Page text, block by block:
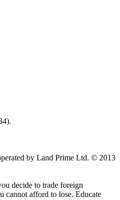
by Land Prime Ltd. © 2013
decide to trade foreign
cannot afford to lose. Educate